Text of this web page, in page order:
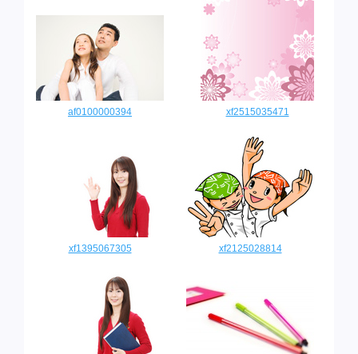
af0100000394 xf2515035471
xf1395067305 xf2125028814